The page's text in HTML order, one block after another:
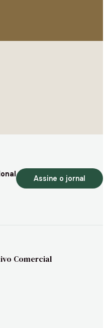
Assine o jornal
Comercial